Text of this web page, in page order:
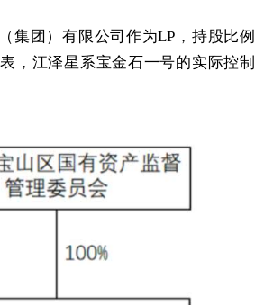
集团）有限公司作为LP，持股比例
，江泽星系宝金石一号的实际控制